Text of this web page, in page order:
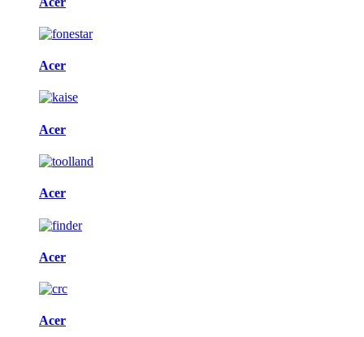
Acer
Acer
Acer
Acer
Acer